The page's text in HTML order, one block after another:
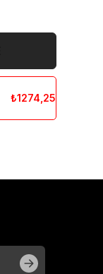
₺1274,25